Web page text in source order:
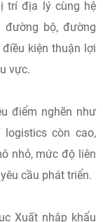
quốc gia đều
thương mại và
đường bộ, đường